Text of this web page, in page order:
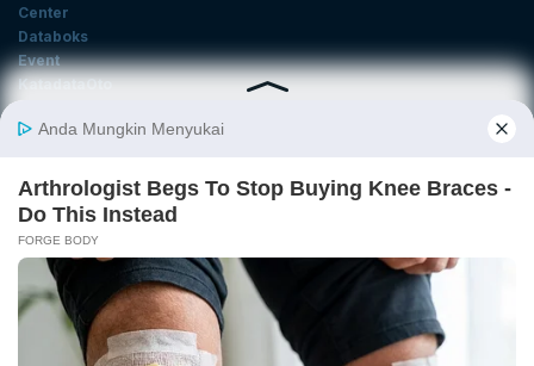
Center
Databoks
Event
KatadataOto
Email
Daftar
Tentang Katadata Advertising Karier
Pedoman Media Siber